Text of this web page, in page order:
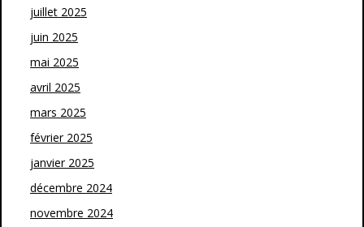
juillet 2025
juin 2025
mai 2025
avril 2025
mars 2025
février 2025
janvier 2025
décembre 2024
novembre 2024